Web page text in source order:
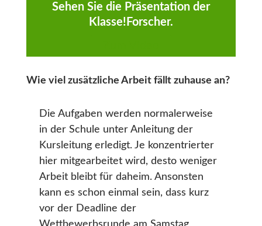
Sehen Sie die Präsentation der
Klasse!Forscher.
Wie viel zusätzliche Arbeit fällt zuhause an?
Die Aufgaben werden normalerweise
in der Schule unter Anleitung der
Kursleitung erledigt. Je konzentrierter
hier mitgearbeitet wird, desto weniger
Arbeit bleibt für daheim. Ansonsten
kann es schon einmal sein, dass kurz
vor der Deadline der